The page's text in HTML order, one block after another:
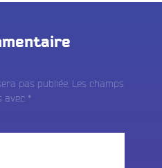
pas publiée. Les champs
avec *